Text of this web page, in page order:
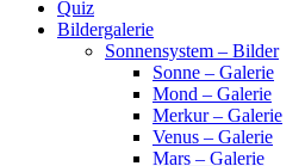
Quiz
Bildergalerie
Sonnensystem – Bilder
Sonne – Galerie
Mond – Galerie
Merkur – Galerie
Venus – Galerie
Mars – Galerie